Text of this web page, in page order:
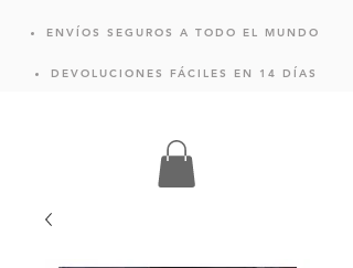
ENVÍOS SEGUROS A TODO EL MUNDO
DEVOLUCIONES FÁCILES EN 14 DÍAS